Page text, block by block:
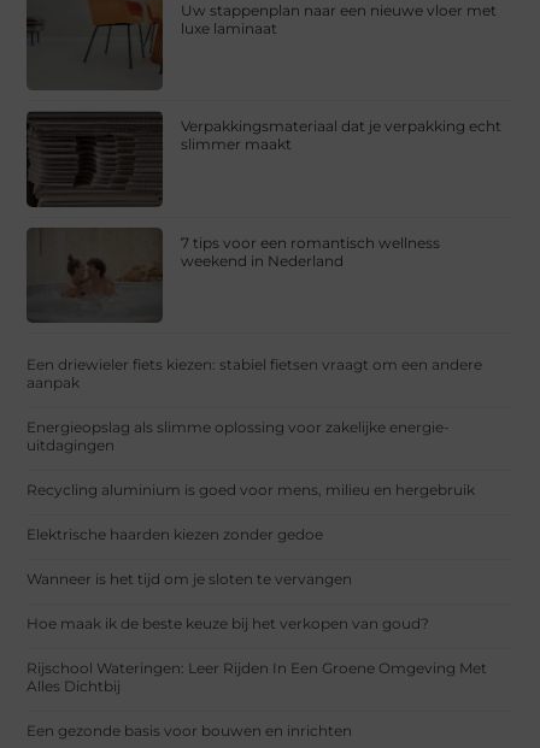
Uw stappenplan naar een nieuwe vloer met
luxe laminaat
Verpakkingsmateriaal dat je verpakking echt
slimmer maakt
7 tips voor een romantisch wellness
weekend in Nederland
Een driewieler fiets kiezen: stabiel fietsen vraagt om een andere
aanpak
Energieopslag als slimme oplossing voor zakelijke energie-
uitdagingen
Recycling aluminium is goed voor mens, milieu en hergebruik
Elektrische haarden kiezen zonder gedoe
Wanneer is het tijd om je sloten te vervangen
Hoe maak ik de beste keuze bij het verkopen van goud?
Rijschool Wateringen: Leer Rijden In Een Groene Omgeving Met
Alles Dichtbij
Een gezonde basis voor bouwen en inrichten